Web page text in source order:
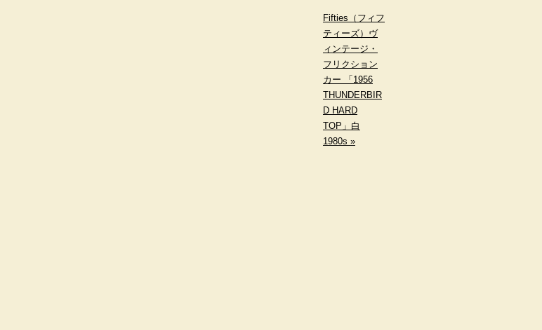
Fifties（フィフ
ティーズ）ヴ
ィンテージ・
フリクション
カー 「1956
THUNDERBIR
D HARD
TOP」白
1980s »